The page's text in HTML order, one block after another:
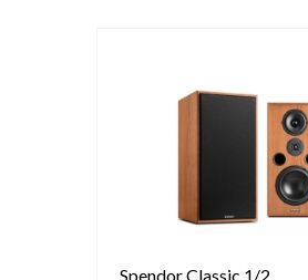
Spendor Classic 1/2